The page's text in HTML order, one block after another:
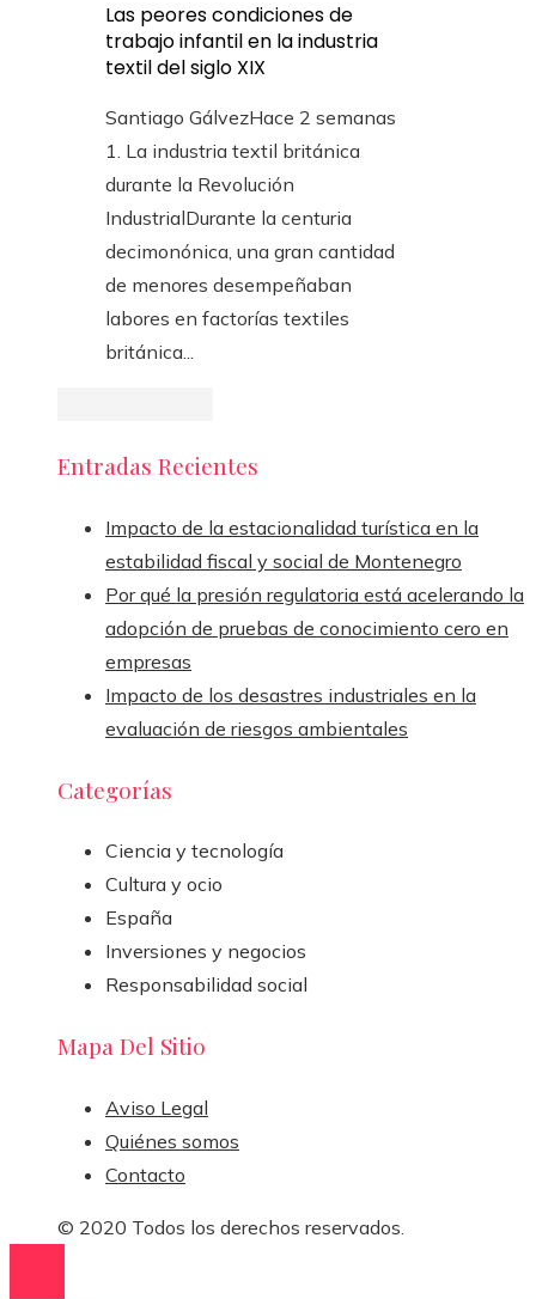
Las peores condiciones de
trabajo infantil en la industria
textil del siglo XIX
Santiago GálvezHace 2 semanas
1. La industria textil británica
durante la Revolución
IndustrialDurante la centuria
decimonónica, una gran cantidad
de menores desempeñaban
labores en factorías textiles
británica...
Entradas Recientes
Impacto de la estacionalidad turística en la
estabilidad fiscal y social de Montenegro
Por qué la presión regulatoria está acelerando la
adopción de pruebas de conocimiento cero en
empresas
Impacto de los desastres industriales en la
evaluación de riesgos ambientales
Categorías
Ciencia y tecnología
Cultura y ocio
España
Inversiones y negocios
Responsabilidad social
Mapa Del Sitio
Aviso Legal
Quiénes somos
Contacto
© 2020 Todos los derechos reservados.